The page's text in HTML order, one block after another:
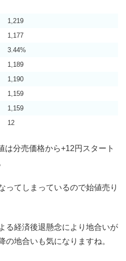
1,219
1,177
3.44%
1,189
1,190
1,159
1,159
12
は分売価格から+12円スタート
ってしまっているので始値売り
る経済後退懸念により地合いが
の地合いも気になりますね。